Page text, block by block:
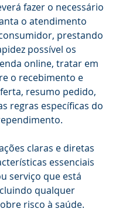
fazer o necessário
o atendimento
prestando
possível os
online, tratar em
o recebimento e
resumo pedido,
regras específicas do
claras e diretas
essenciais
serviço que está
qualquer
risco à saúde.